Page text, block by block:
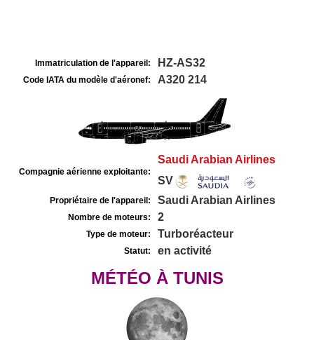
Immatriculation de l'appareil: HZ-AS32
Code IATA du modèle d'aéronef: A320 214
Compagnie aérienne exploitante:
Saudi Arabian Airlines
SV
Propriétaire de l'appareil: Saudi Arabian Airlines
Nombre de moteurs: 2
Type de moteur: Turboréacteur
Statut: en activité
MÉTÉO À TUNIS